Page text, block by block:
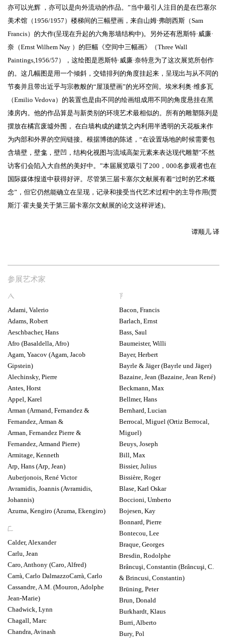
亦可以光辉 ，亦可以是向外流动的作品。”当中最引人注目的是在巴塞尔
美术馆（1956/1957）楼梯间的三幅壁画，来自山姆·弗朗西斯（Sam
Francis）的大作(呈现在升起的六角形墙结构中)。另外还有恩斯特·威廉·
奈（Ernst Wilhem Nay ）的巨幅《空间中三幅画》（Three Wall
Paintings,1956/57），这绘图是恩斯特·威廉·奈特意为了这次展览所创作
的。这几幅图是用一个倾斜，交错排列的角度挂起来，呈现出与从不同的
节奏并且带出近乎与宗教般的“屋顶壁画”的光环空间。埃米利奥·维多瓦
（Emilio Vedova）的装置也是由不同的绘画组成用不同的角度悬挂在黑
漆房内。他的作品算是与新类别的环境艺术最相似的。所有的雕塑陈列是
摆放在橘宫废墟外围， 在白墙构成的建筑之内利用半透明的天花板来作
为内部和外界的空间链接。根据博德的陈述，“在设置场地的时候需要包
含墙壁，壁龛，壁凹，结构化视图与流域高架元素来表达现代雕塑”不然
访客们会陷入大自然的美好中。”本届展览吸引了200，000名参观者也在
国际媒体报道中获得好评。尽管第三届卡塞尔文献展有着“过时的艺术概
念”，但它仍然能确立在呈现，记录和接受当代艺术过程中的主导作用(贾
斯汀·霍夫曼关于第三届卡塞尔文献展的论文这样评述)。
谭顺儿 译
参展艺术家
A
Adami, Valerio
Adams, Robert
Aeschbacher, Hans
Afro (Basaldella, Afro)
Agam, Yaacov (Agam, Jacob
Gipstein)
Alechinsky, Pierre
Antes, Horst
Appel, Karel
Arman (Armand, Fernandez &
Fernandez, Arman &
Arman, Fernandez Pierre &
Fernandez, Armand Pierre)
Armitage, Kenneth
Arp, Hans (Arp, Jean)
Auberjonois, René Victor
Avramidis, Joannis (Avramidis,
Johannis)
Azuma, Kengiro (Azuma, Ekengiro)
B
Bacon, Francis
Barlach, Ernst
Bass, Saul
Baumeister, Willi
Bayer, Herbert
Bayrle & Jäger (Bayrle und Jäger)
Bazaine, Jean (Bazaine, Jean René)
Beckmann, Max
Bellmer, Hans
Bernhard, Lucian
Berrocal, Miguel (Ortiz Berrocal,
Miguel)
Beuys, Joseph
Bill, Max
Bissier, Julius
Bissière, Roger
Blase, Karl Oskar
Boccioni, Umberto
Bojesen, Kay
Bonnard, Pierre
Bontecou, Lee
Braque, Georges
Bresdin, Rodolphe
Brâncuşi, Constantin (Brâncuşi, C.
& Brincusi, Constantin)
Brüning, Peter
Brun, Donald
Burkhardt, Klaus
Burri, Alberto
Bury, Pol
C
Calder, Alexander
Carlu, Jean
Caro, Anthony (Caro, Alfred)
Carrà, Carlo DalmazzoCarrà, Carlo
Cassandre, A.M. (Mouron, Adolphe
Jean-Marie)
Chadwick, Lynn
Chagall, Marc
Chandra, Avinash